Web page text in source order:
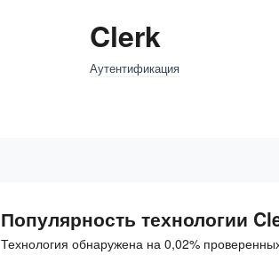
Clerk
Аутентификация
Популярность технологии
Технология обнаружена на 0,02%